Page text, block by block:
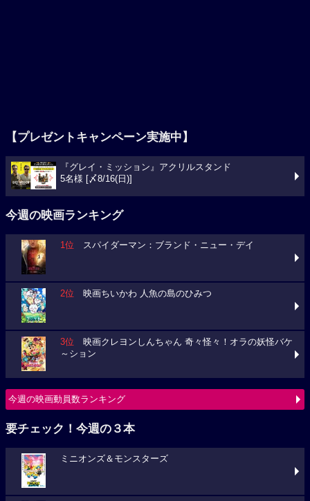
【プレゼントキャンペーン実施中】
『グレイ・ミッション』アクリルスタンド
5名様 [〆8/16(日)]
今週の映画ランキング
1位 スパイダーマン：ブランド・ニュー・デイ
2位 映画ちいかわ 人魚の島のひみつ
3位 映画クレヨンしんちゃん 奇々怪々！オラの妖怪バケ
～ション
今週の映画動員数ランキング
要チェック！今週の３本
ミニオンズ＆モンスターズ